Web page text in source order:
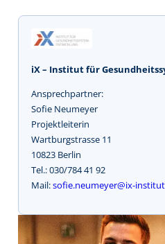
iX – Institut für
Ansprechpartner:
Sofie Neumeyer
Projektleiterin
Wartburgstrasse 11
10823 Berlin
Tel.: 030/784 41 92
Mail:sofie.neumeyer@ix-